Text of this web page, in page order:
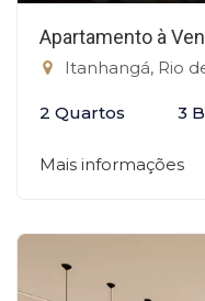
Apartamento à
Itanhangá, Rio
2 Quartos 3
Mais informações